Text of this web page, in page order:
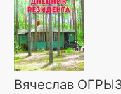
Вячеслав